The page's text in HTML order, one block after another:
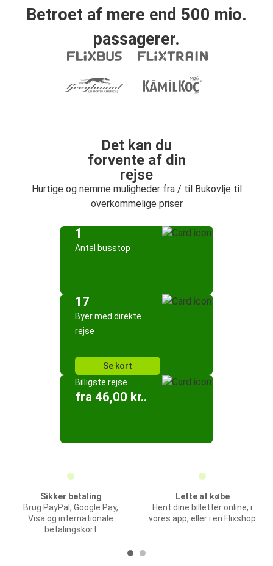
Betroet af mere end 500 mio.
passagerer.
Det kan du
forvente af din
rejse
Hurtige og nemme muligheder fra / til Bukovlje til
overkommelige priser
1
Antal busstop
17
Byer med direkte
rejse
Se kort
Billigste rejse
fra 46,00 kr..
Sikker betaling
Brug PayPal, Google Pay,
Visa og internationale
betalingskort
Lette at købe
Hent dine billetter online, i
vores app, eller i en Flixshop